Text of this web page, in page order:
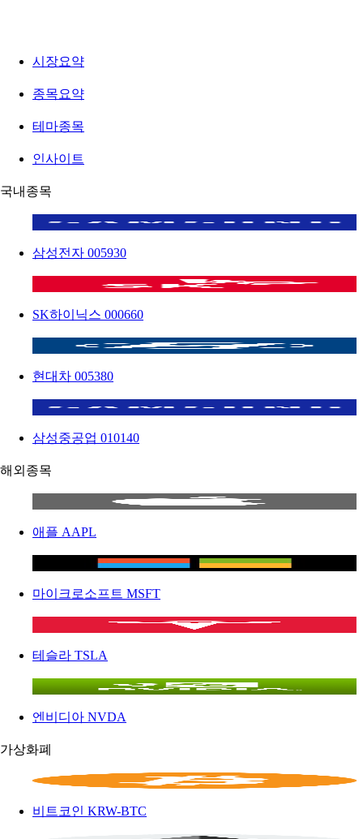
시장요약
종목요약
테마종목
인사이트
국내종목
삼성전자 005930
SK하이닉스 000660
현대차 005380
삼성중공업 010140
해외종목
애플 AAPL
마이크로소프트 MSFT
테슬라 TSLA
엔비디아 NVDA
가상화폐
비트코인 KRW-BTC